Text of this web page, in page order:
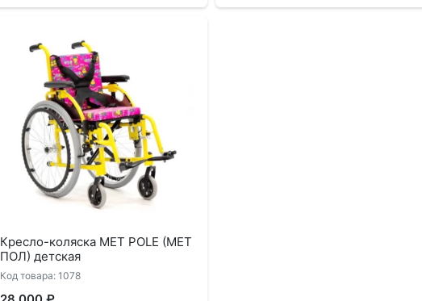
Кресло-коляска MET POLE (МЕТ
ПОЛ) детская
Код товара: 1078